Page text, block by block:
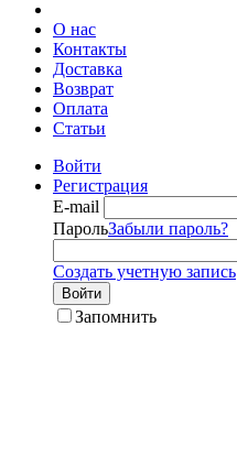
О нас
Контакты
Доставка
Возврат
Оплата
Статьи
Войти
Регистрация
E-mail
ПарольЗабыли пароль?
Создать учетную запись
Войти
Запомнить